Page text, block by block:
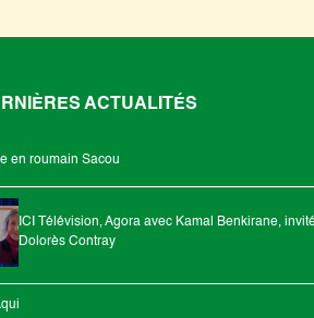
ACTUALITÉS
en roumain Sacou
ICI Télévision, Agora avec Kamal Benkirane,
Dolorès Contray